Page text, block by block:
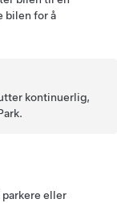
bilen for å
kontinuerlig,
parkere eller